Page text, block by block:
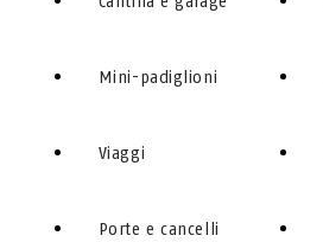
Mini-padiglioni
Viaggi
Porte e cancelli